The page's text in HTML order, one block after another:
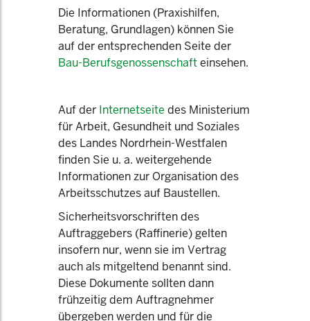
Die Informationen (Praxishilfen,
Beratung, Grundlagen) können Sie
auf der entsprechenden Seite der
Bau-Berufsgenossenschafteinsehen.
Auf der Internetseite des Ministerium
für Arbeit, Gesundheit und Soziales
des Landes Nordrhein-Westfalen
finden Sie u. a. weitergehende
Informationen zur Organisation des
Arbeitsschutzes auf Baustellen.
Sicherheitsvorschriften des
Auftraggebers (Raffinerie) gelten
insofern nur, wenn sie im Vertrag
auch als mitgeltend benannt sind.
Diese Dokumente sollten dann
frühzeitig dem Auftragnehmer
übergeben werden und für die